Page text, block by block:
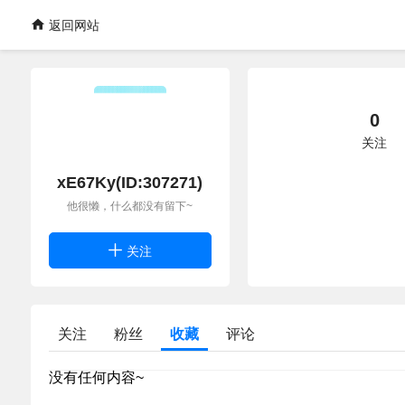
返回网站
xE67Ky(ID:307271)
他很懒，什么都没有留下~
关注
0
关注
关注 粉丝 收藏 评论
没有任何内容~